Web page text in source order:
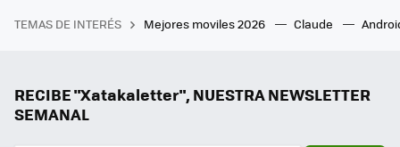
TEMAS DE INTERÉS Mejores moviles 2026 Claude
RECIBE "Xatakaletter", NUESTRA NEWSLETTER
SEMANAL